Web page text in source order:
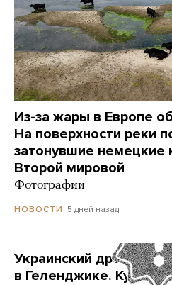
Из-за жары в Европе
На поверхности реки
затонувшие немецкие
Второй мировой
Фотографии
НОВОСТИ 5 дней назад
Украинский дрон
в Геленджике. Куда он